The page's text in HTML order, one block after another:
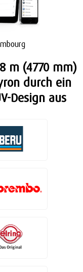
m (4770 mm)
durch ein
Design aus